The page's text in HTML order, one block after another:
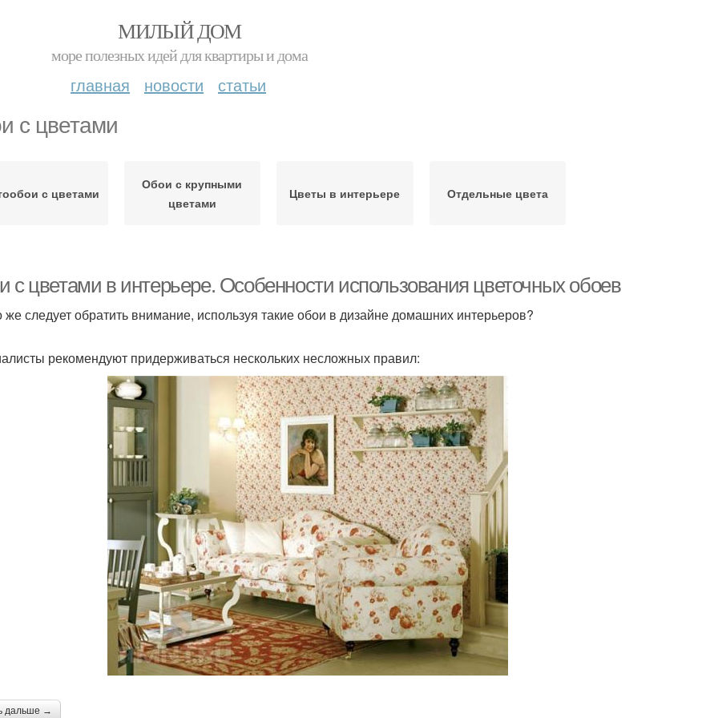
МИЛЫЙ ДОМ
море полезных идей для квартиры и дома
главная новости статьи
с цветами
с цветами
Обои с крупными
цветами
Цветы в интерьере Отдельные цвета
с цветами в интерьере. Особенности использования цветочных обоев
же следует обратить внимание, используя такие обои в дизайне домашних интерьеров?
рекомендуют придерживаться нескольких несложных правил:
дальше →